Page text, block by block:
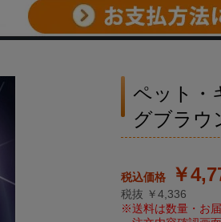
ペット・
グブラウ
￥
税抜 ￥4,336